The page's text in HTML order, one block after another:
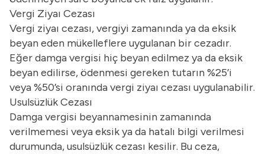
Vergi Ziyaı Cezası
Vergi ziyaı cezası, vergiyi zamanında ya da eksik
beyan eden mükelleflere uygulanan bir cezadır.
Eğer damga vergisi hiç beyan edilmez ya da eksik
beyan edilirse, ödenmesi gereken tutarın %25’i
veya %50’si oranında vergi ziyaı cezası uygulanabilir.
Usulsüzlük Cezası
Damga vergisi beyannamesinin zamanında
verilmemesi veya eksik ya da hatalı bilgi verilmesi
durumunda, usulsüzlük cezası kesilir. Bu ceza,